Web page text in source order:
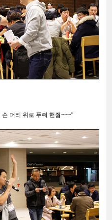
머리 위로 푸줘 핸줩~~~"